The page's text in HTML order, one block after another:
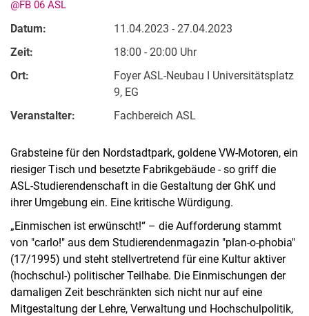
Semesterinformationen
Newsletter
Stellenausschreibungen
Presse- und Öffentlichkeitsarbeit
Webredaktion
Webseite R:ein
@FB 06 ASL
Datum:
11.04.2023 - 27.04.2023
Zeit:
18:00 - 20:00 Uhr
Ort:
Foyer ASL-Neubau I Universitätsplatz
9, EG
Veranstalter:
Fachbereich ASL
Grabsteine für den Nordstadtpark, goldene VW-Motoren, ein
riesiger Tisch und besetzte Fabrikgebäude - so griff die
ASL-Studierendenschaft in die Gestaltung der GhK und
ihrer Umgebung ein. Eine kritische Würdigung.
„Einmischen ist erwünscht!“ – die Aufforderung stammt
von "carlo!" aus dem Studierendenmagazin "plan-o-phobia"
(17/1995) und steht stellvertretend für eine Kultur aktiver
(hochschul-) politischer Teilhabe. Die Einmischungen der
damaligen Zeit beschränkten sich nicht nur auf eine
Mitgestaltung der Lehre, Verwaltung und Hochschulpolitik,